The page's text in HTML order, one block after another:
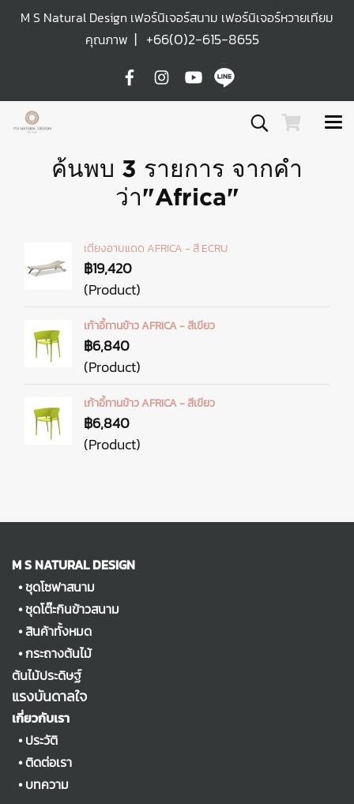
M S Natural Design เฟอร์นิเจอร์สนาม เฟอร์นิเจอร์หวายเทียม
คุณภาพ | +66(0)2-615-8655
ค้นพบ 3 รายการ จากคำ
ว่า"Africa"
เตียงอาบแดด AFRICA - สี ECRU
฿19,420
(Product)
เก้าอี้ทานข้าว AFRICA - สีเขียว
฿6,840
(Product)
เก้าอี้ทานข้าว AFRICA - สีเขียว
฿6,840
(Product)
M S NATURAL DESIGN
•ชุดโซฟาสนาม
•ชุดโต๊ะกินข้าวสนาม
•สินค้าทั้งหมด
•กระถางต้นไม้
ต้นไม้ประดิษฐ์
แรงบันดาลใจ
เกี่ยวกับเรา
•ประวัติ
•ติดต่อเรา
•บทความ